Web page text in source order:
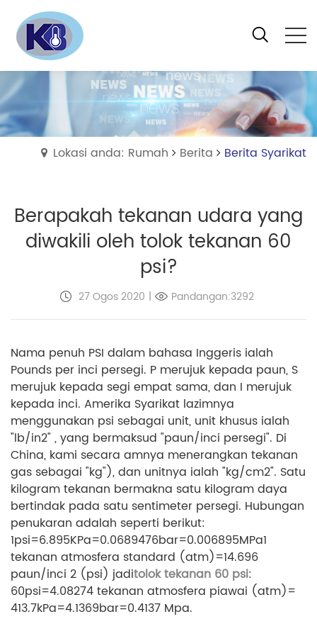
Lokasi anda: Rumah Berita Berita Syarikat
Berapakah tekanan udara yang
diwakili oleh tolok tekanan 60
psi?
27 Ogos 2020 | Pandangan:3292
Nama penuh PSI dalam bahasa Inggeris ialah
Pounds per inci persegi. P merujuk kepada paun, S
merujuk kepada segi empat sama, dan I merujuk
kepada inci. Amerika Syarikat lazimnya
menggunakan psi sebagai unit, unit khusus ialah
"lb/in2" , yang bermaksud "paun/inci persegi". Di
China, kami secara amnya menerangkan tekanan
gas sebagai "kg"), dan unitnya ialah "kg/cm2". Satu
kilogram tekanan bermakna satu kilogram daya
bertindak pada satu sentimeter persegi. Hubungan
penukaran adalah seperti berikut:
1psi=6.895KPa=0.0689476bar=0.006895MPa1
tekanan atmosfera standard (atm)=14.696
paun/inci 2 (psi) jaditolok tekanan 60 psi:
60psi=4.08274 tekanan atmosfera piawai (atm)=
413.7kPa=4.1369bar=0.4137 Mpa.